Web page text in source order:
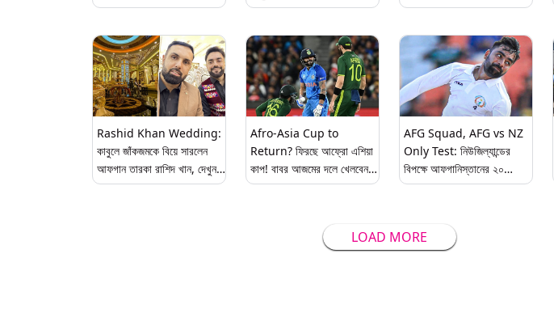
মেডিকেল পড়ায় নিষেধাজ্ঞা, বিপক্ষে
Rashid Khan Wedding:
কাবুলে জাঁকজমকে বিয়ে সারলেন
আফগান তারকা রাশিদ খান, দেখুন
ভাইরাল ছবি, ভিডিও
Afro-Asia Cup to
Return? ফিরছে আফ্রো এশিয়া
কাপ! বাবর আজমের দলে খেলবেন
জসপ্রীত বুমরাহ, রাশিদ খান
AFG Squad, AFG vs NZ
Only Test: নিউজিল্যান্ডের
বিপক্ষে আফগানিস্তানের ২০
সদস্যের টেস্ট দলে নেই রাশিদ খান
LOAD MORE